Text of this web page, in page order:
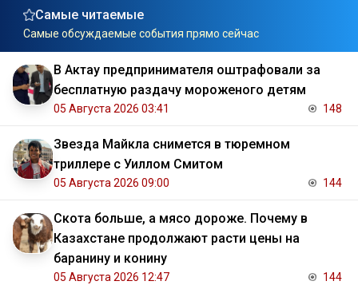
Самые читаемые
Самые обсуждаемые события прямо сейчас
В Актау предпринимателя оштрафовали за
бесплатную раздачу мороженого детям
05 Августа 2026 03:41 148
Звезда Майкла снимется в тюремном
триллере с Уиллом Смитом
05 Августа 2026 09:00 144
Скота больше, а мясо дороже. Почему в
Казахстане продолжают расти цены на
баранину и конину
05 Августа 2026 12:47 144